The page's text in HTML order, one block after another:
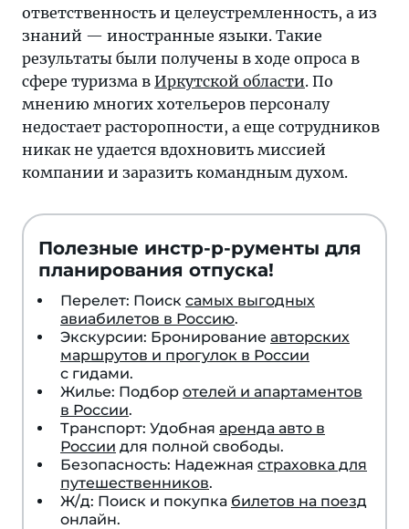
ответственность и целеустремленность, а из
знаний — иностранные языки. Такие
результаты были получены в ходе опроса в
сфере туризма в Иркутской области. По
мнению многих хотельеров персоналу
недостает расторопности, а еще сотрудников
никак не удается вдохновить миссией
компании и заразить командным духом.
Полезные инстр-р-рументы для
планирования отпуска!
Перелет: Поиск самых выгодных
авиабилетов в Россию.
Экскурсии: Бронирование авторских
маршрутов и прогулок в России
с гидами.
Жилье: Подбор отелей и апартаментов
в России.
Транспорт: Удобная аренда авто в
России для полной свободы.
Безопасность: Надежная страховка для
путешественников.
Ж/д: Поиск и покупка билетов на поезд
онлайн.